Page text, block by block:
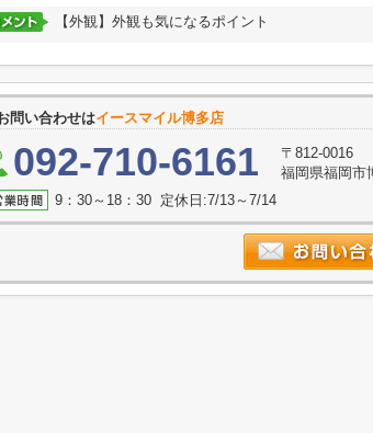
【外観】外観も気になるポイント
問い合わせはイースマイル博多店
092-710-6161
〒812-0016
福岡県福岡市
9：30～18：30 定休日:7/13～7/14